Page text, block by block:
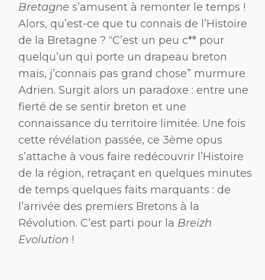
Bretagne s’amusent à remonter le temps !
Alors, qu’est-ce que tu connais de l’Histoire
de la Bretagne ? “C’est un peu c** pour
quelqu’un qui porte un drapeau breton
mais, j’connais pas grand chose” murmure
Adrien. Surgit alors un paradoxe : entre une
fierté de se sentir breton et une
connaissance du territoire limitée. Une fois
cette révélation passée, ce 3ème opus
s’attache à vous faire redécouvrir l’Histoire
de la région, retraçant en quelques minutes
de temps quelques faits marquants : de
l’arrivée des premiers Bretons à la
Révolution. C’est parti pour la Breizh
Evolution !